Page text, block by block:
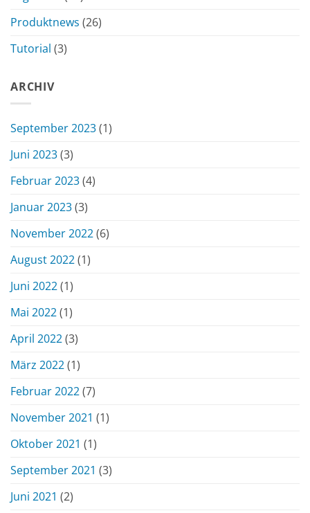
Produktnews (26)
Tutorial (3)
ARCHIV
September 2023(1)
Juni 2023(3)
Februar 2023(4)
Januar 2023(3)
November 2022(6)
August 2022(1)
Juni 2022(1)
Mai 2022(1)
April 2022(3)
März 2022(1)
Februar 2022(7)
November 2021 (1)
Oktober 2021 (1)
September 2021 (3)
Juni 2021 (2)